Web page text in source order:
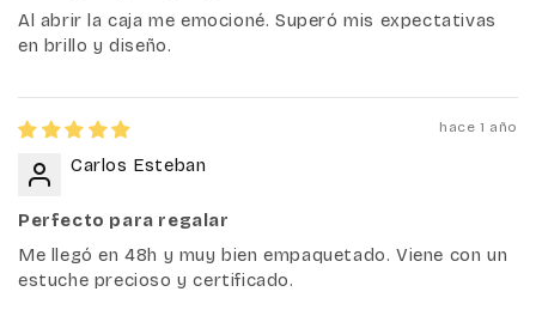
Al abrir la caja me emocioné. Superó mis expectativas
en brillo y diseño.
hace 1 año
Carlos Esteban
Perfecto para regalar
Me llegó en 48h y muy bien empaquetado. Viene con un
estuche precioso y certificado.